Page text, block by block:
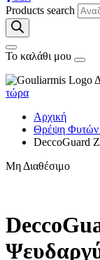
Products search
Το καλάθι μου
τώρα
Αρχική
Θρέψη Φυτών
DeccoGuard
Μη Διαθέσιμο